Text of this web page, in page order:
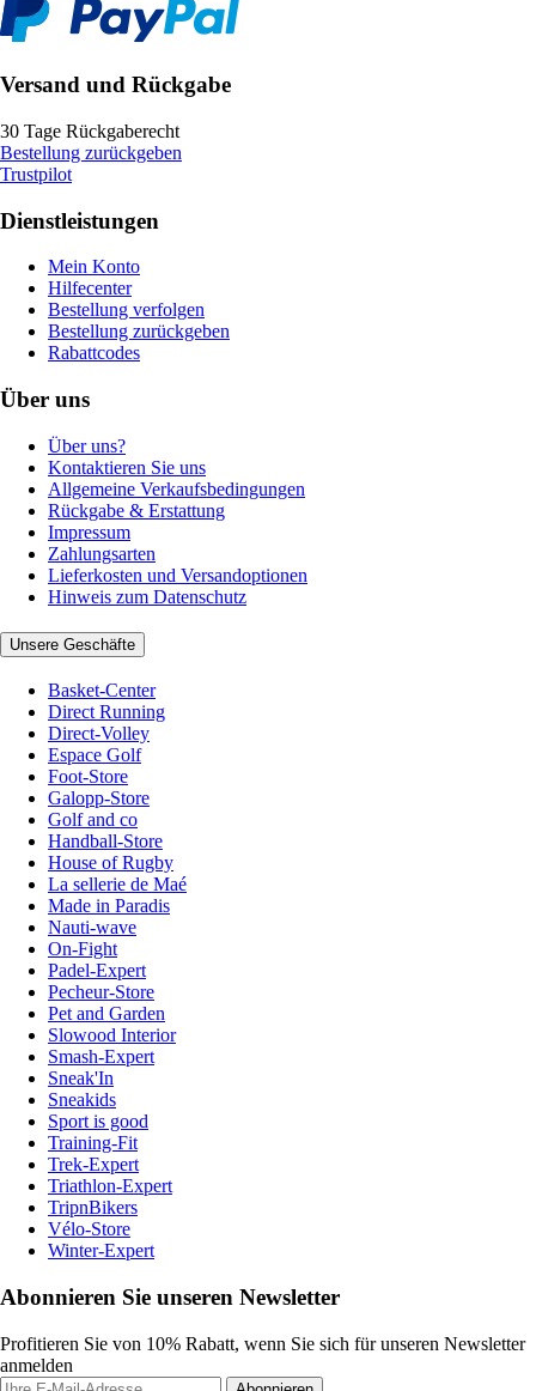
Versand und Rückgabe
30 Tage Rückgaberecht
Bestellung zurückgeben
Trustpilot
Dienstleistungen
Mein Konto
Hilfecenter
Bestellung verfolgen
Bestellung zurückgeben
Rabattcodes
Über uns
Über uns?
Kontaktieren Sie uns
Allgemeine Verkaufsbedingungen
Rückgabe & Erstattung
Impressum
Zahlungsarten
Lieferkosten und Versandoptionen
Hinweis zum Datenschutz
Unsere Geschäfte
Basket-Center
Direct Running
Direct-Volley
Espace Golf
Foot-Store
Galopp-Store
Golf and co
Handball-Store
House of Rugby
La sellerie de Maé
Made in Paradis
Nauti-wave
On-Fight
Padel-Expert
Pecheur-Store
Pet and Garden
Slowood Interior
Smash-Expert
Sneak'In
Sneakids
Sport is good
Training-Fit
Trek-Expert
Triathlon-Expert
TripnBikers
Vélo-Store
Winter-Expert
Abonnieren Sie unseren Newsletter
Profitieren Sie von 10% Rabatt, wenn Sie sich für unseren Newsletter
anmelden